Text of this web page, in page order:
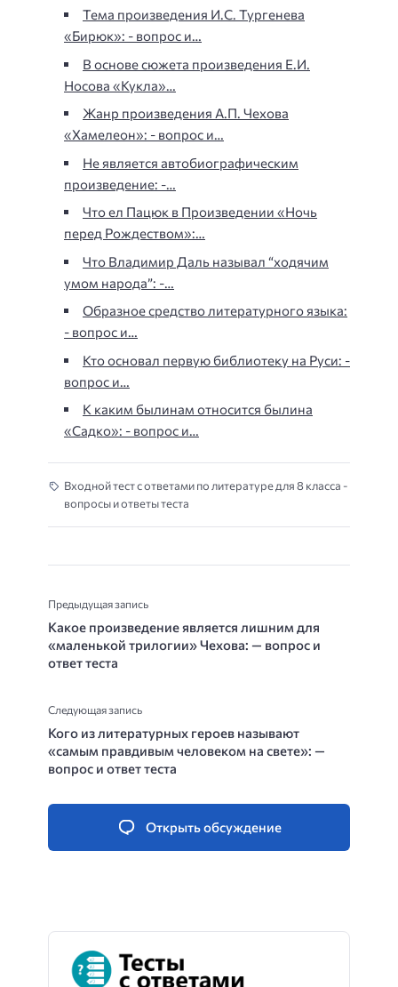
Тема произведения И.С. Тургенева
«Бирюк»: - вопрос и…
В основе сюжета произведения Е.И.
Носова «Кукла»…
Жанр произведения А.П. Чехова
«Хамелеон»: - вопрос и…
Не является автобиографическим
произведение: -…
Что ел Пацюк в Произведении «Ночь
перед Рождеством»:…
Что Владимир Даль называл “ходячим
умом народа”: -…
Образное средство литературного языка:
- вопрос и…
Кто основал первую библиотеку на Руси: -
вопрос и…
К каким былинам относится былина
«Садко»: - вопрос и…
Входной тест с ответами по литературе для 8 класса -
вопросы и ответы теста
Предыдущая запись
Какое произведение является лишним для
«маленькой трилогии» Чехова: — вопрос и
ответ теста
Следующая запись
Кого из литературных героев называют
«самым правдивым человеком на свете»: —
вопрос и ответ теста
Открыть обсуждение